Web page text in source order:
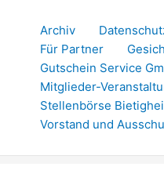
Archiv
Für Partner
Gutschein Service
Mitglieder-
Stellenbörse
Vorstand und